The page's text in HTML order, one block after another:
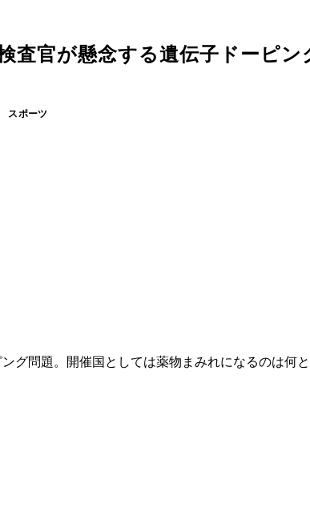
査官が懸念する遺伝子ドーピン
スポーツ
グ問題。開催国としては薬物まみれになるのは